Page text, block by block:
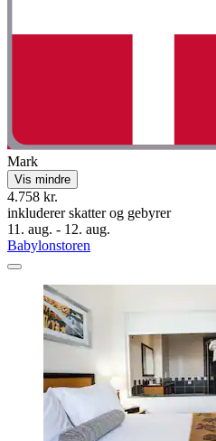
Mark
Vis mindre
4.758 kr.
inkluderer skatter og gebyrer
11. aug. - 12. aug.
Babylonstoren